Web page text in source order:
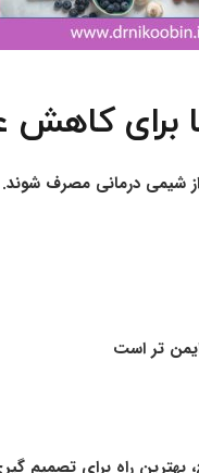
برای
از شیمی درمانی مصرف
تر است
بهترین راه برای تصمیم